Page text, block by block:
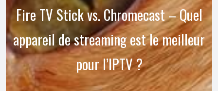
Fire TV Stick vs. Chromecast – Quel
appareil de streaming est le meilleur
pour l’IPTV ?